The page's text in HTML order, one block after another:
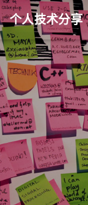
个人技术分享
首页
标签
RSS